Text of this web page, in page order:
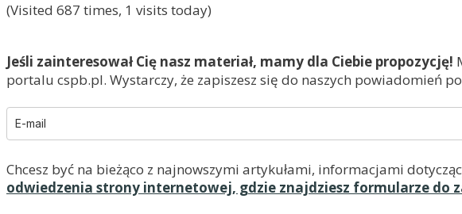
(Visited 687 times, 1 visits today)
Jeśli zainteresował Cię nasz materiał, mamy dla Ciebie propozycję!
portalu cspb.pl. Wystarczy, że zapiszesz się do naszych powiadomień
Chcesz być na bieżąco z najnowszymi artykułami, informacjami
odwiedzenia strony internetowej, gdzie znajdziesz formularze do